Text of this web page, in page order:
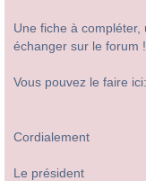
Une fiche à
échanger sur le forum !
Vous pouvez le faire ici:
Cordialement
Le président